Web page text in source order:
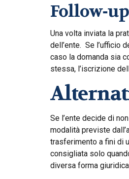
Una volta inviata la
dell’ente. Se l’ufficio
caso la domanda sia
stessa, l’iscrizione
Se l’ente decide di
modalità previste
trasferimento a fini di
consigliata solo
diversa forma